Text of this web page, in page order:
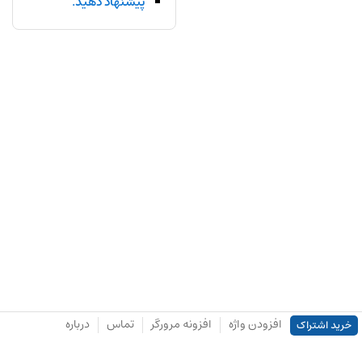
خرید اشتراک افزودن واژه افزونه مرورگر تماس درباره